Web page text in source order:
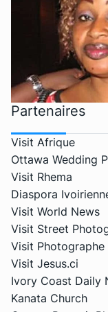
Partenaires
Visit Afrique
Ottawa Wedding
Visit Rhema
Diaspora
Visit World News
Visit Street
Visit Photographe
Visit Jesus.ci
Ivory Coast Daily
Kanata Church